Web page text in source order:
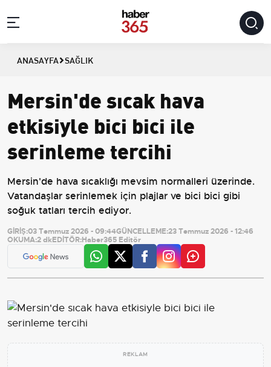
ANASAYFA SAĞLIK
Mersin'de sıcak hava
etkisiyle bici bici ile
serinleme tercihi
Mersin'de hava sıcaklığı mevsim normalleri üzerinde.
Vatandaşlar serinlemek için plajlar ve bici bici gibi
soğuk tatları tercih ediyor.
GİRİŞ:03 Temmuz 2026 - 09:44GÜNCELLEME:23 Temmuz 2026 - 12:46
OKUMA:2 dkEDİTÖR:Haber365 Editör
REKLAM